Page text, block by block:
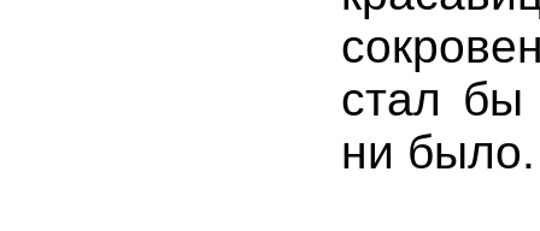
стал бы
ни было.